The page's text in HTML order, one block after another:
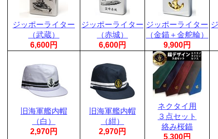
ジッポーライター
（武蔵）
6,600円
ジッポーライター
（赤城）
6,600円
ジッポーライター
（金錨＋金舵輪）
9,900円
旧海軍艦内帽
（白）
2,970円
旧海軍艦内帽
（紺）
2,970円
ネクタイ用
３点セット
絡み桜錨
5,300円